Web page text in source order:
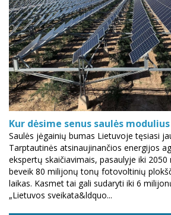
Kur dėsime senus saulės
Saulės jėgainių bumas Lietuvoje tęsiasi
Tarptautinės atsinaujinančios energijos
ekspertų skaičiavimais, pasaulyje iki
beveik 80 milijonų tonų fotovoltinių
laikas. Kasmet tai gali sudaryti iki 6
„Lietuvos sveikata&ldquo...